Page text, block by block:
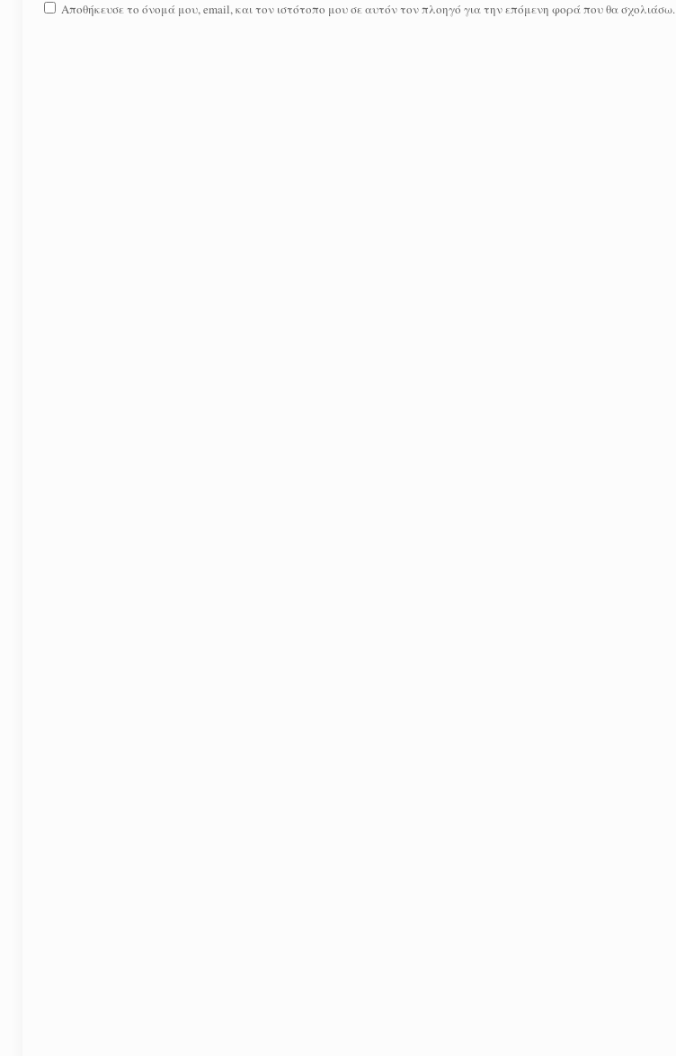
Αποθήκευσε το όνομά μου, email, και τον ιστότοπο μου σε αυτόν τον πλοηγό για την επόμενη φορά που θα σχολιάσω.